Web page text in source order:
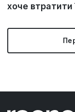
хоче втратити